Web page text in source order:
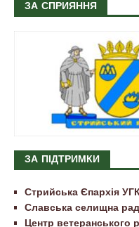
ЗА СПРИЯННЯ
ЗА ПІДТРИМКИ
Стрийська Єпархія
Славська селищна
Центр ветеранського